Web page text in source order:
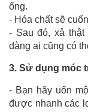
ống.
- Hóa chất sẽ
- Sau đó, xả thật
dàng ai cũng có
3. Sử dụng móc
- Bạn hãy uốn
được nhanh các